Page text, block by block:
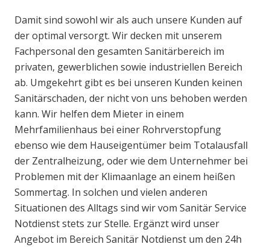
Damit sind sowohl wir als auch unsere Kunden auf
der optimal versorgt. Wir decken mit unserem
Fachpersonal den gesamten Sanitärbereich im
privaten, gewerblichen sowie industriellen Bereich
ab. Umgekehrt gibt es bei unseren Kunden keinen
Sanitärschaden, der nicht von uns behoben werden
kann. Wir helfen dem Mieter in einem
Mehrfamilienhaus bei einer Rohrverstopfung
ebenso wie dem Hauseigentümer beim Totalausfall
der Zentralheizung, oder wie dem Unternehmer bei
Problemen mit der Klimaanlage an einem heißen
Sommertag. In solchen und vielen anderen
Situationen des Alltags sind wir vom Sanitär Service
Notdienst stets zur Stelle. Ergänzt wird unser
Angebot im Bereich Sanitär Notdienst um den 24h